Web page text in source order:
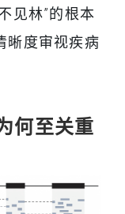
见林”的根本
晰度审视疾病
何至关重